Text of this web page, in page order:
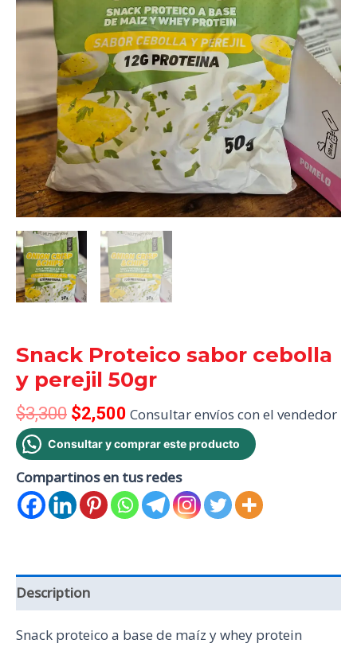
Snack Proteico sabor cebolla
y perejil 50gr
$3,300 $2,500 Consultar envíos con el vendedor
Consultar y comprar este producto
Compartinos en tus redes
Description
Snack proteico a base de maíz y whey protein